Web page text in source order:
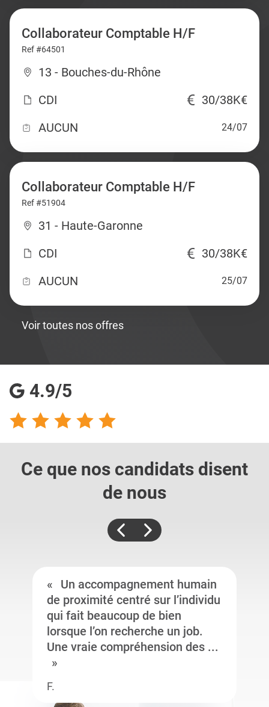
Collaborateur Comptable H/F
Ref #64501
13 - Bouches-du-Rhône
CDI
30/38K€
AUCUN
24/07
Collaborateur Comptable H/F
Ref #51904
31 - Haute-Garonne
CDI
30/38K€
AUCUN
25/07
Voir toutes nos offres
4.9/5
Ce que nos candidats disent
de nous
Un accompagnement humain
de proximité centré sur l’individu
qui fait beaucoup de bien
lorsque l’on recherche un job.
Une vraie compréhension des ...
F.